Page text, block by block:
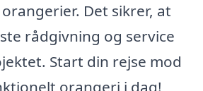
Det sikrer, at
rådgivning og service
Start din rejse mod
orangeri i dag!